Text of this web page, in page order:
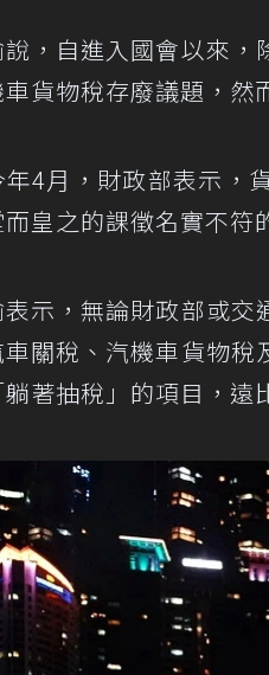
，自進入國會以來
貨物稅存廢議題，然
4月，財政部表示，
皇之的課徵名實不符
示，無論財政部或
關稅、汽機車貨物
著抽稅」的項目，遠